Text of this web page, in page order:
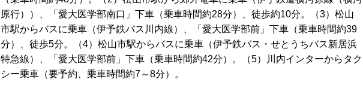
原行））、「愛大医学部南口」下車（乗車時間約28分）、徒歩約10分。（3）松山
市駅からバスに乗車（伊予鉄バス川内線）、「愛大医学部前」下車（乗車時間約39
分）、徒歩5分。（4）松山市駅からバスに乗車（伊予鉄バス・せとうちバス新居浜
特急線）、「愛大医学部前」下車（乗車時間約42分）。（5）川内インターからタク
シー乗車（要予約、乗車時間約7～8分）。